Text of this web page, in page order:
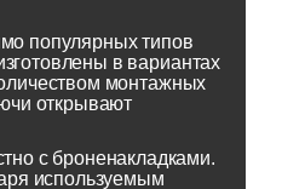
популярных типов
в вариантах
монтажных
открывают
с броненакладками.
используемым